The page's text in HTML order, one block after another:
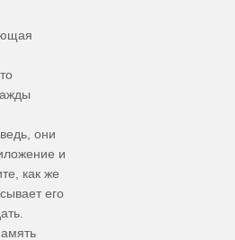
они
и
как же
его